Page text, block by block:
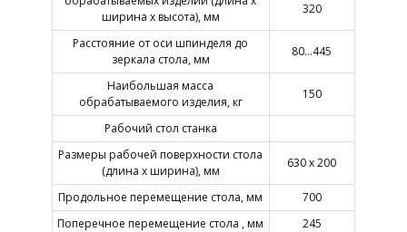
ширина х высота), мм
320
Расстояние от оси шпинделя до
зеркала стола, мм
80…445
Наибольшая масса
обрабатываемого изделия, кг
150
Рабочий стол станка
Размеры рабочей поверхности стола
(длина х ширина), мм
630 х 200
Продольное перемещение стола, мм
700
Поперечное перемещение стола , мм
245